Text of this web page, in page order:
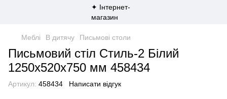
Меблі В дитячу Письмові столи
Письмовий стіл Стиль-2 Білий
1250х520х750 мм 458434
Артикул: 458434 Написати відгук